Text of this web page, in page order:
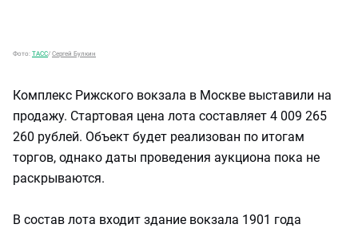
Фото: ТАСС/ Сергей Булкин
Комплекс Рижского вокзала в Москве выставили на
продажу. Стартовая цена лота составляет 4 009 265
260 рублей. Объект будет реализован по итогам
торгов, однако даты проведения аукциона пока не
раскрываются.
В состав лота входит здание вокзала 1901 года